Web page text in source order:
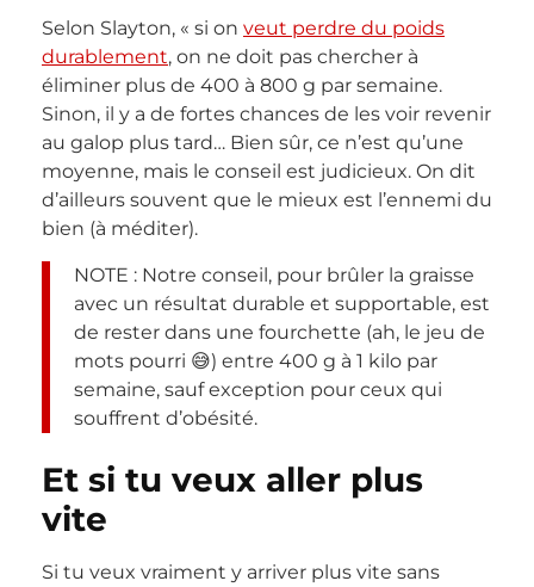
Selon Slayton, « si on veut perdre du poids
durablement, on ne doit pas chercher à
éliminer plus de 400 à 800 g par semaine.
Sinon, il y a de fortes chances de les voir revenir
au galop plus tard… Bien sûr, ce n’est qu’une
moyenne, mais le conseil est judicieux. On dit
d’ailleurs souvent que le mieux est l’ennemi du
bien (à méditer).
NOTE : Notre conseil, pour brûler la graisse
avec un résultat durable et supportable, est
de rester dans une fourchette (ah, le jeu de
mots pourri 😅) entre 400 g à 1 kilo par
semaine, sauf exception pour ceux qui
souffrent d’obésité.
Et si tu veux aller plus
vite
Si tu veux vraiment y arriver plus vite sans